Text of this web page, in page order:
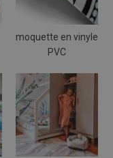
moquette en vinyle
PVC